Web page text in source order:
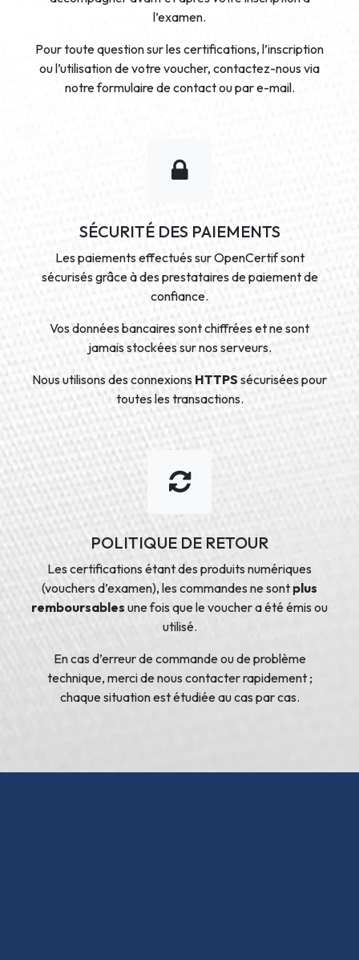
l’examen.
Pour toute question sur les certifications, l’inscription
ou l’utilisation de votre voucher, contactez-nous via
notre formulaire de contact ou par e-mail.
SÉCURITÉ DES PAIEMENTS
Les paiements effectués sur OpenCertif sont
sécurisés grâce à des prestataires de paiement de
confiance.
Vos données bancaires sont chiffrées et ne sont
jamais stockées sur nos serveurs.
Nous utilisons des connexions HTTPS sécurisées pour
toutes les transactions.
POLITIQUE DE RETOUR
Les certifications étant des produits numériques
(vouchers d’examen), les commandes ne sont plus
remboursables une fois que le voucher a été émis ou
utilisé.
En cas d’erreur de commande ou de problème
technique, merci de nous contacter rapidement ;
chaque situation est étudiée au cas par cas.